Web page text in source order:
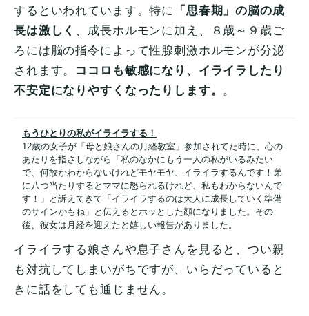
するといわれています。特に
「思春期」の脳の成
長は激しく 、成長ホルモンに加え、８歳～９歳ご
ろには脳の指令によって性腺刺激ホルモンが分泌
されます。 ココロも敏感になり、イライラしたり
不安定になりやすくなったりします。 。
もうひとりの私がイライラする！
12歳の女子が「母と娘さんの月経教室」参加されてた時に、心の
あたりを指さしながら「私のなかにもう一人の私がいるみたい
で、何故かわからないけれどモヤモヤ、イライラするんです！弟
に八つ当たりするとママに怒られるけれど、私もわからないんで
す！」と訴えてきて「イライラするのは大人に成長していく準備
のサインかもね」と伝えるとホッとした顔になりました。その
後、彼女は月経を迎えたと嬉しい報告がありました。
イライラする娘さんや息子さんを見ると、つい親
も対抗してしまいがちですが、いらだっていると
きに話をしても通じません。